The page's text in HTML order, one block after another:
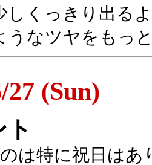
しくっきり出る
うなツヤをもっ
27 (Sun)
は特に祝日はあ